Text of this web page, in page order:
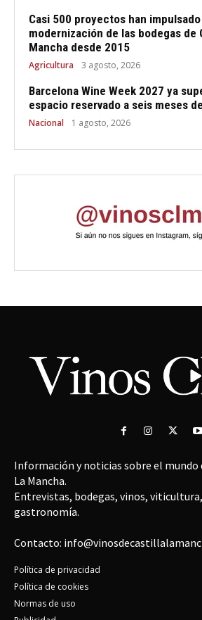
Casi 500 proyectos han
modernización de las bodegas de
Mancha desde 2015
Agricultura 3 agosto, 2026
Barcelona Wine Week 2027 ya
espacio reservado a seis meses
Nacional 1 agosto, 2026
Información y noticias sobre el mundo
La Mancha.
Entrevistas, bodegas, vinos,
gastronomía.
Contacto:
Política de privacidad
Política de cookies
Normas de uso